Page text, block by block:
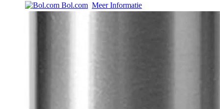
Bol.com Meer Informatie